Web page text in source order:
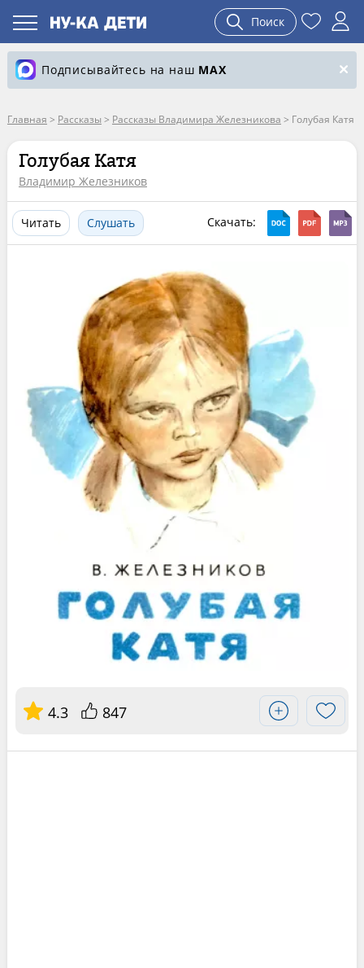
Поиск
Подписывайтесь на наш MAX
Главная > Рассказы > Рассказы Владимира Железникова > Голубая Катя
Голубая Катя
Владимир Железников
Читать Слушать Скачать:
4.3 847